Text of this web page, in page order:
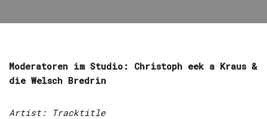
Moderatoren im Studio: Christoph eek a Kraus &
die Welsch Bredrin
Artist: Tracktitle